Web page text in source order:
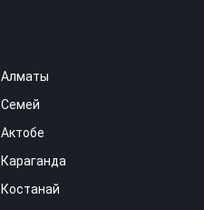
Алматы
Семей
Актобе
Караганда
Костанай